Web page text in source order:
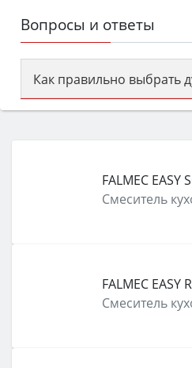
Вопросы и ответы
Как правильно выбрать
Сначала определитесь с
затем смотрите на
функции (конвекция,
защита от детей).
FALMEC EASY
Смеситель
FALMEC
Смеситель